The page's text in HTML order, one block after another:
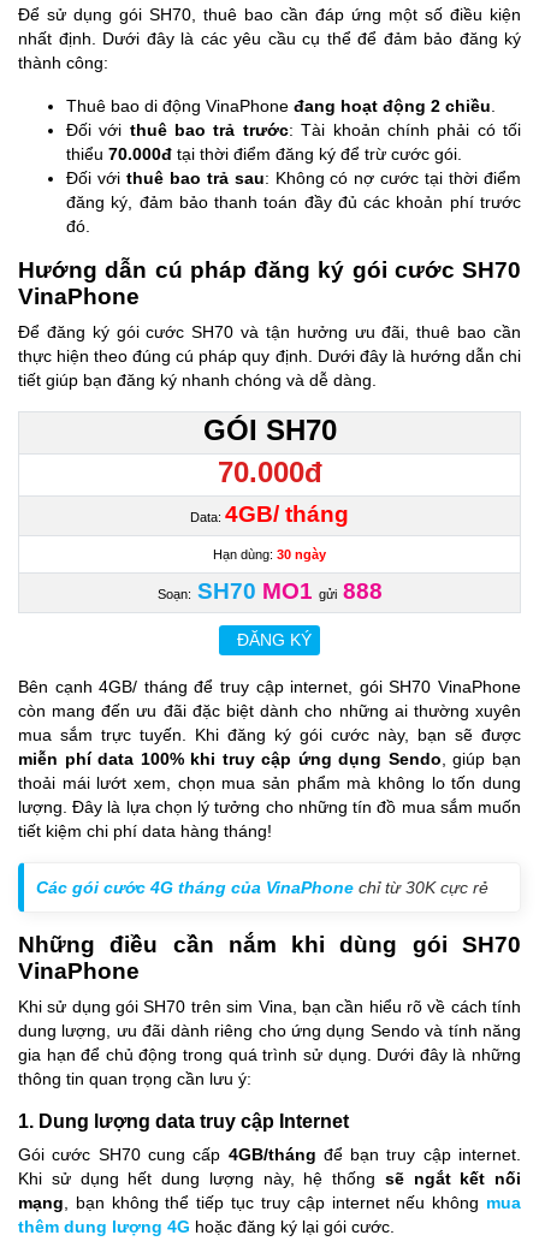
Để sử dụng gói SH70, thuê bao cần đáp ứng một số điều kiện
nhất định. Dưới đây là các yêu cầu cụ thể để đảm bảo đăng ký
thành công:
Thuê bao di động VinaPhone đang hoạt động 2 chiều.
Đối với thuê bao trả trước: Tài khoản chính phải có tối
thiểu 70.000đ tại thời điểm đăng ký để trừ cước gói.
Đối với thuê bao trả sau: Không có nợ cước tại thời điểm
đăng ký, đảm bảo thanh toán đầy đủ các khoản phí trước
đó.
Hướng dẫn cú pháp đăng ký gói cước SH70
VinaPhone
Để đăng ký gói cước SH70 và tận hưởng ưu đãi, thuê bao cần
thực hiện theo đúng cú pháp quy định. Dưới đây là hướng dẫn chi
tiết giúp bạn đăng ký nhanh chóng và dễ dàng.
GÓI SH70
70.000đ
Data: 4GB/ tháng
Hạn dùng: 30 ngày
Soạn: SH70 MO1 gửi 888
ĐĂNG KÝ
Bên cạnh 4GB/ tháng để truy cập internet, gói SH70 VinaPhone
còn mang đến ưu đãi đặc biệt dành cho những ai thường xuyên
mua sắm trực tuyến. Khi đăng ký gói cước này, bạn sẽ được
miễn phí data 100% khi truy cập ứng dụng Sendo, giúp bạn
thoải mái lướt xem, chọn mua sản phẩm mà không lo tốn dung
lượng. Đây là lựa chọn lý tưởng cho những tín đồ mua sắm muốn
tiết kiệm chi phí data hàng tháng!
Các gói cước 4G tháng của VinaPhone chỉ từ 30K cực rẻ
Những điều cần nắm khi dùng gói SH70
VinaPhone
Khi sử dụng gói SH70 trên sim Vina, bạn cần hiểu rõ về cách tính
dung lượng, ưu đãi dành riêng cho ứng dụng Sendo và tính năng
gia hạn để chủ động trong quá trình sử dụng. Dưới đây là những
thông tin quan trọng cần lưu ý:
1. Dung lượng data truy cập Internet
Gói cước SH70 cung cấp 4GB/tháng để bạn truy cập internet.
Khi sử dụng hết dung lượng này, hệ thống sẽ ngắt kết nối
mạng, bạn không thể tiếp tục truy cập internet nếu không mua
thêm dung lượng 4G hoặc đăng ký lại gói cước.